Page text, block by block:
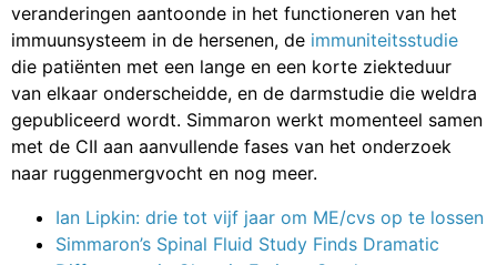
veranderingen aantoonde in het functioneren van het
immuunsysteem in de hersenen, de immuniteitsstudie
die patiënten met een lange en een korte ziekteduur
van elkaar onderscheidde, en de darmstudie die weldra
gepubliceerd wordt. Simmaron werkt momenteel samen
met de CII aan aanvullende fases van het onderzoek
naar ruggenmergvocht en nog meer.
Ian Lipkin: drie tot vijf jaar om ME/cvs op te lossen
Simmaron’s Spinal Fluid Study Finds Dramatic